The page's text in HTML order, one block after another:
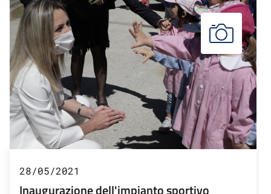
28/05/2021
Inaugurazione dell'impianto sportivo